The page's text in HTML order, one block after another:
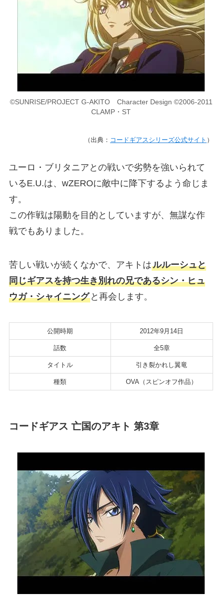
©SUNRISE/PROJECT G-AKITO Character Design ©2006-2011
CLAMP・ST
（出典： コードギアスシリーズ公式サイト ）
ユーロ・ブリタニアとの戦いで劣勢を強いられて
いるE.U.は、wZEROに敵中に降下するよう命じま
す。
この作戦は陽動を目的としていますが、無謀な作
戦でもありました。
苦しい戦いが続くなかで、アキトはルルーシュと
同じギアスを持つ生き別れの兄であるシン・ヒュ
ウガ・シャイニングと再会します。
公開時期 2012年9月14日
話数 全5章
タイトル 引き裂かれし翼竜
種類 OVA（スピンオフ作品）
コードギアス 亡国のアキト 第3章